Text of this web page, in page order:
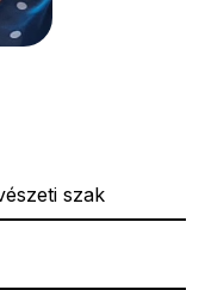
szak